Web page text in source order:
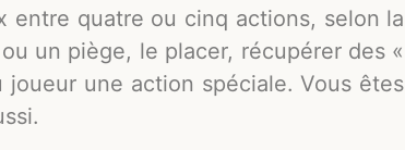
entre quatre ou cinq actions, selon la
un piège, le placer, récupérer des «
une action spéciale. Vous êtes